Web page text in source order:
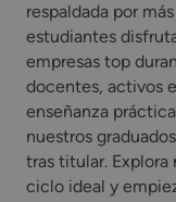
respaldada por
estudiantes
empresas top
docentes, activos
enseñanza
nuestros
tras titular.
ciclo ideal y